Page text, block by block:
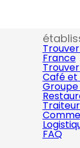
France
Café
FAQ